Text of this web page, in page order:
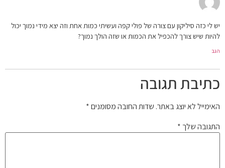
יש לי כזה סיליקון עם צורה של פולי קפה ועשיתי כמות אחת וזה יצא מידי נמוך יכול
להיות שיש צורך להכפיל את הכמות או שזה הולך נמוך?
הגב
כתיבת תגובה
האימייל לא יוצג באתר. שדות החובה מסומנים*
התגובה שלך *